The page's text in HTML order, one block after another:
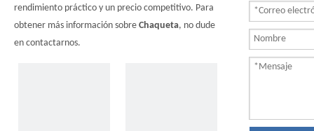
rendimiento práctico y un precio competitivo. Para
obtener más información sobre Chaqueta, no dude
en contactarnos.